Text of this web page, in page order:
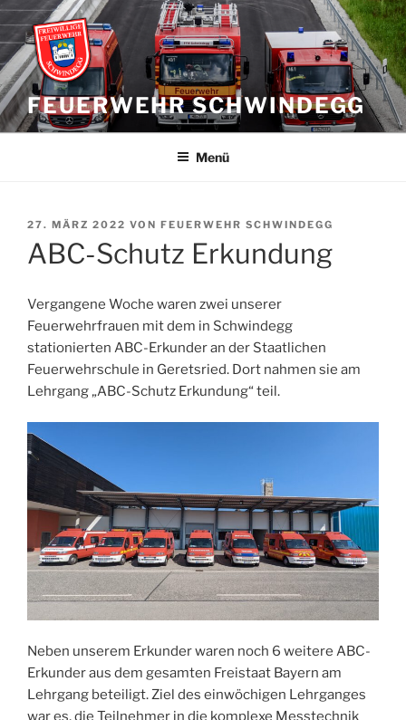
Zum
Inhalt
springen
FEUERWEHR SCHWINDEGG
Menü
VERÖFFENTLICHT
27. MÄRZ 2022 VON FEUERWEHR SCHWINDEGG
ABC-Schutz Erkundung
Vergangene Woche waren zwei unserer
Feuerwehrfrauen mit dem in Schwindegg
stationierten ABC-Erkunder an der Staatlichen
Feuerwehrschule in Geretsried. Dort nahmen sie am
Lehrgang „ABC-Schutz Erkundung“ teil.
Neben unserem Erkunder waren noch 6 weitere ABC-
Erkunder aus dem gesamten Freistaat Bayern am
Lehrgang beteiligt. Ziel des einwöchigen Lehrganges
war es, die Teilnehmer in die komplexe Messtechnik